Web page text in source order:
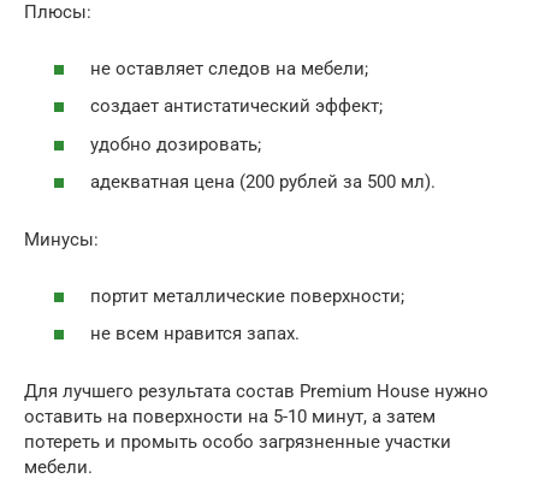
Плюсы:
не оставляет следов на мебели;
создает антистатический эффект;
удобно дозировать;
адекватная цена (200 рублей за 500 мл).
Минусы:
портит металлические поверхности;
не всем нравится запах.
Для лучшего результата состав Premium House нужно
оставить на поверхности на 5-10 минут, а затем
потереть и промыть особо загрязненные участки
мебели.